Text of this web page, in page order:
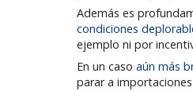
Además es
condiciones
ejemplo ni por
En un caso aún más
parar a importaciones.